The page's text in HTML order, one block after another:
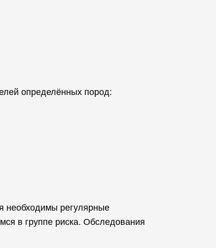
определённых пород:
необходимы регулярные
в группе риска. Обследования